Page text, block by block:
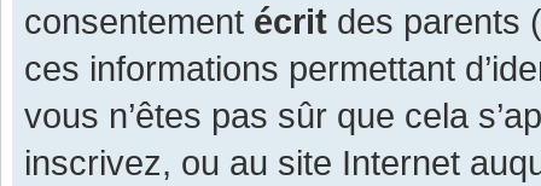
consentement écrit des parents
ces informations permettant
vous n’êtes pas sûr que cela
inscrivez, ou au site Internet